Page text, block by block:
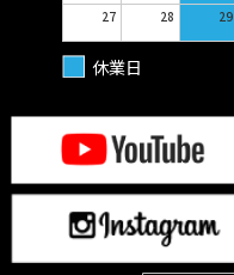
27 28 29
休業日